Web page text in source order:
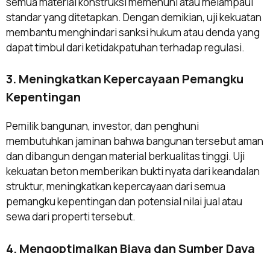
standar yang ditetapkan. Dengan demikian, uji kekuatan
membantu menghindari sanksi hukum atau denda yang
dapat timbul dari ketidakpatuhan terhadap regulasi.
3. Meningkatkan Kepercayaan Pemangku
Kepentingan
Pemilik bangunan, investor, dan penghuni
membutuhkan jaminan bahwa bangunan tersebut aman
dan dibangun dengan material berkualitas tinggi. Uji
kekuatan beton memberikan bukti nyata dari keandalan
struktur, meningkatkan kepercayaan dari semua
pemangku kepentingan dan potensial nilai jual atau
sewa dari properti tersebut.
4. Mengoptimalkan Biaya dan Sumber Daya